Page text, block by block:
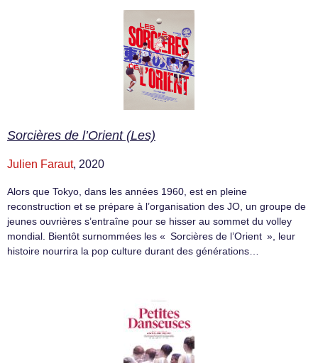
Sorcières de l’Orient (Les)
Julien Faraut, 2020
Alors que Tokyo, dans les années 1960, est en pleine
reconstruction et se prépare à l’organisation des JO, un groupe de
jeunes ouvrières s’entraîne pour se hisser au sommet du volley
mondial. Bientôt surnommées les « Sorcières de l’Orient », leur
histoire nourrira la pop culture durant des générations…